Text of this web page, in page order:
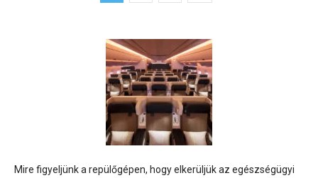
Mire figyeljünk a repülőgépen, hogy elkerüljük az egészségügyi